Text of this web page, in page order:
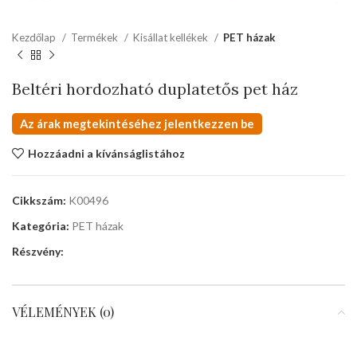
Kezdőlap Termékek Kisállat kellékek PET házak
Beltéri hordozható duplatetős pet ház
Az árak megtekintéséhez jelentkezzen be
Hozzáadni a kívánságlistához
Cikkszám: K00496
Kategória: PET házak
Részvény:
VÉLEMÉNYEK (0)